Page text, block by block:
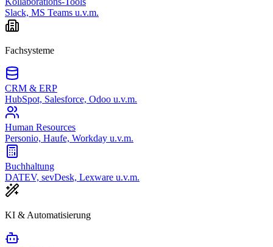
Slack, MS Teams u.v.m.
Fachsysteme
CRM & ERP
HubSpot, Salesforce, Odoo u.v.m.
Human Resources
Personio, Haufe, Workday u.v.m.
Buchhaltung
DATEV, sevDesk, Lexware u.v.m.
KI & Automatisierung